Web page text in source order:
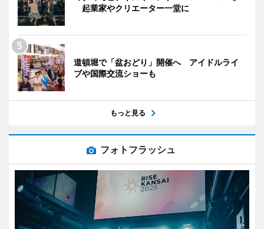
起業家やクリエーター一堂に
道頓堀で「盆おどり」開催へ アイドルライ
ブや国際交流ショーも
もっと見る
フォトフラッシュ